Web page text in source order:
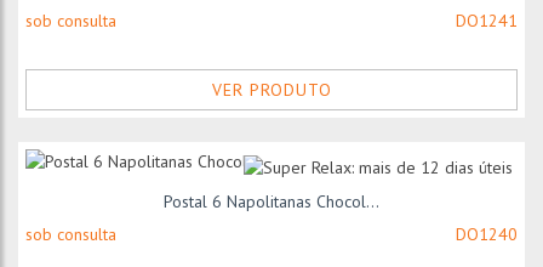
sob consulta
DO1241
VER PRODUTO
Postal 6 Napolitanas Chocol...
sob consulta
DO1240